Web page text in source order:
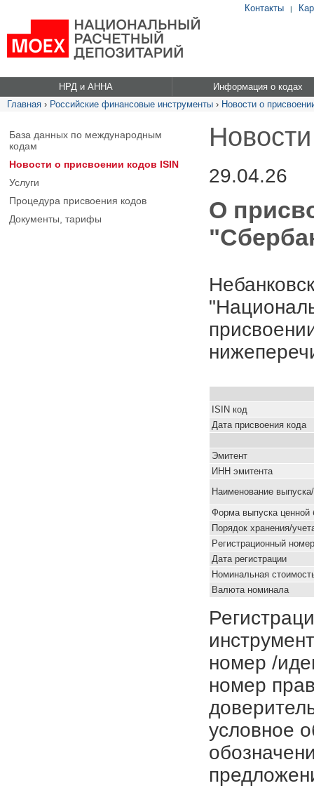
Контакты |
НРД и АННА
Информация о кодах
Главная › Российские финансовые инструменты › Новости о
База данных по международным
кодам
Новости о присвоении кодов ISIN
Услуги
Процедура присвоения кодов
Документы, тарифы
29.04.26
О
ISIN код
Дата присвоения кода
Эмитент
ИНН эмитента
Наименование
Форма выпуска ценной
Порядок хранения/
Pегистрационный номер
Дата регистрации
Номинальная
Валюта номинала
номер /
номер
условное